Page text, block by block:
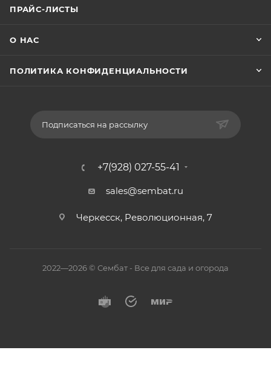
ПРАЙС-ЛИСТЫ
О НАС
ПОЛИТИКА КОНФИДЕНЦИАЛЬНОСТИ
Подписаться на рассылку
+7(928) 027-55-41
sales@sembat.ru
Черкесск, Революционная, 7
2022—2026 © Сембат - Все для сада и огорода